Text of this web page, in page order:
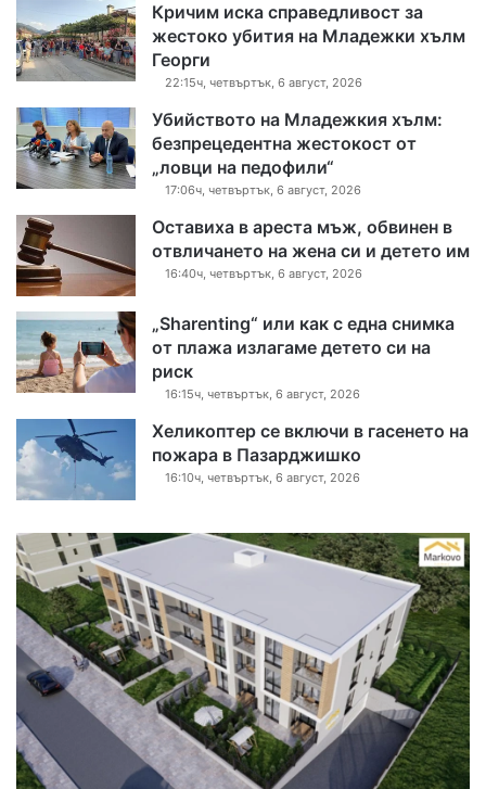
Кричим иска справедливост за
жестоко убития на Младежки хълм
Георги
22:15ч, четвъртък, 6 август, 2026
Убийството на Младежкия хълм:
безпрецедентна жестокост от
„ловци на педофили“
17:06ч, четвъртък, 6 август, 2026
Оставиха в ареста мъж, обвинен в
отвличането на жена си и детето им
16:40ч, четвъртък, 6 август, 2026
„Sharenting“ или как с една снимка
от плажа излагаме детето си на
риск
16:15ч, четвъртък, 6 август, 2026
Хеликоптер се включи в гасенето на
пожара в Пазарджишко
16:10ч, четвъртък, 6 август, 2026